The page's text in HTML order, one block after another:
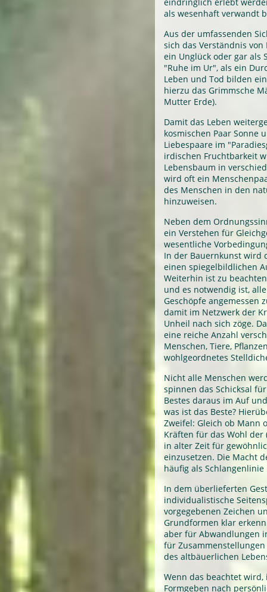
als wesenhaft verwandt
Aus der umfassenden
sich das Verständnis
ein Unglück oder gar als
"Ruhe im Ur", als ein
Leben und Tod bilden
hierzu das Grimmsche
Mutter Erde).
Damit das Leben
kosmischen Paar Sonne
Liebespaare im
irdischen Fruchtbarkeit
Lebensbaum in
wird oft ein
des Menschen in den
hinzuweisen.
Neben dem
ein Verstehen für
wesentliche
In der Bauernkunst wird
einen spiegelbildlichen
Weiterhin ist zu
und es notwendig ist,
Geschöpfe angemessen
damit im Netzwerk der
Unheil nach sich zöge.
eine reiche Anzahl
Menschen, Tiere,
wohlgeordnetes
Nicht alle Menschen
spinnen das Schicksal
Bestes daraus im Auf
was ist das Beste?
Zweifel: Gleich ob Mann
Kräften für das Wohl der
in alter Zeit für
einzusetzen. Die Macht
häufig als
In dem überlieferten
individualistische
vorgegebenen Zeichen
Grundformen klar
aber für Abwandlungen
für
des altbäuerlichen
Wenn das beachtet
Formgeben nach